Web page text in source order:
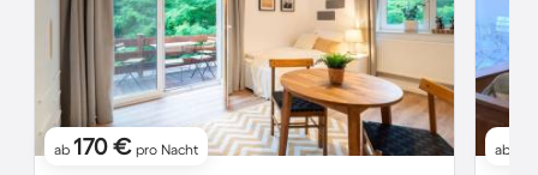
ab 170 € pro Nacht ab